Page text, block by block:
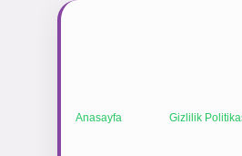
Anasayfa Gizlilik